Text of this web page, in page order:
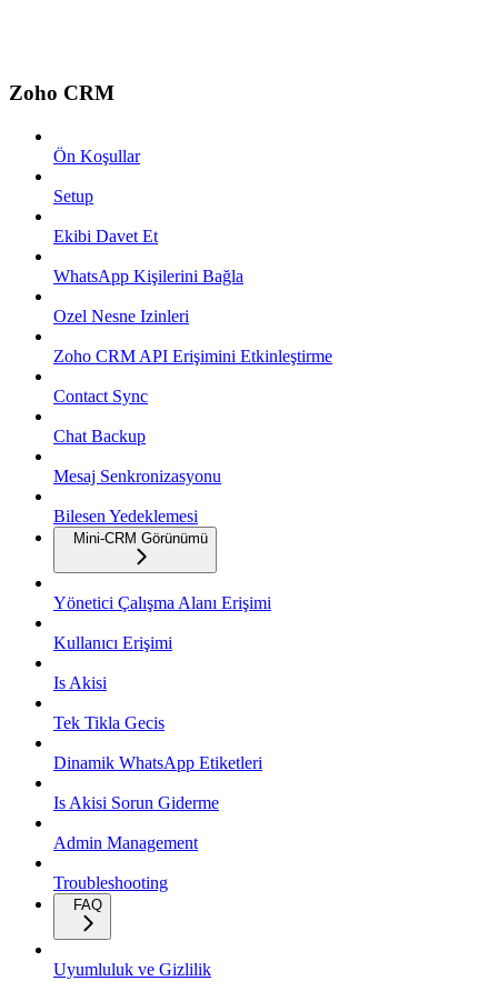
Zoho CRM
Ön Koşullar
Setup
Ekibi Davet Et
WhatsApp Kişilerini Bağla
Ozel Nesne Izinleri
Zoho CRM API Erişimini Etkinleştirme
Contact Sync
Chat Backup
Mesaj Senkronizasyonu
Bilesen Yedeklemesi
Mini-CRM Görünümü
Yönetici Çalışma Alanı Erişimi
Kullanıcı Erişimi
Is Akisi
Tek Tikla Gecis
Dinamik WhatsApp Etiketleri
Is Akisi Sorun Giderme
Admin Management
Troubleshooting
FAQ
Uyumluluk ve Gizlilik